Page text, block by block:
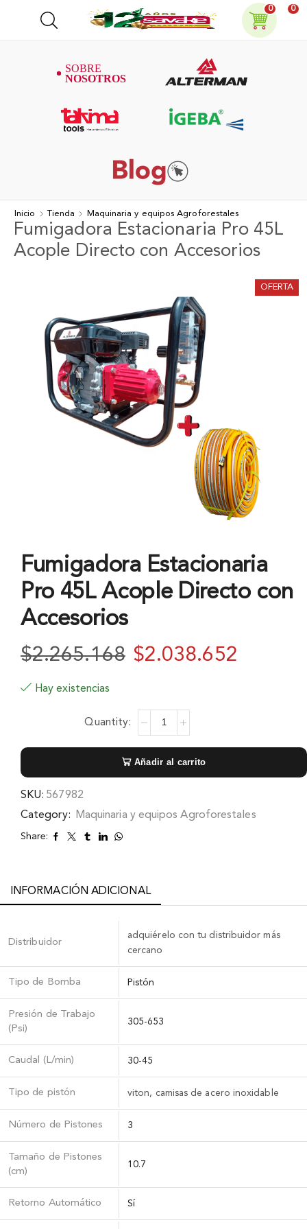
0 0
Inicio Tienda Maquinaria y equipos Agroforestales
Fumigadora Estacionaria Pro 45L
Acople Directo con Accesorios
OFERTA
Fumigadora Estacionaria
Pro 45L Acople Directo con
Accesorios
$2.265.168 $2.038.652
Hay existencias
Añadir al carrito
SKU: 567982
Category:
Maquinaria y equipos Agroforestales
Share:
INFORMACIÓN ADICIONAL
Distribuidor
adquiérelo con tu distribuidor más
cercano
Tipo de Bomba Pistón
Presión de Trabajo
(Psi)
305-653
Caudal (L/min) 30-45
Tipo de pistón viton, camisas de acero inoxidable
Número de Pistones 3
Tamaño de Pistones
(cm)
10.7
Retorno Automático Sí­